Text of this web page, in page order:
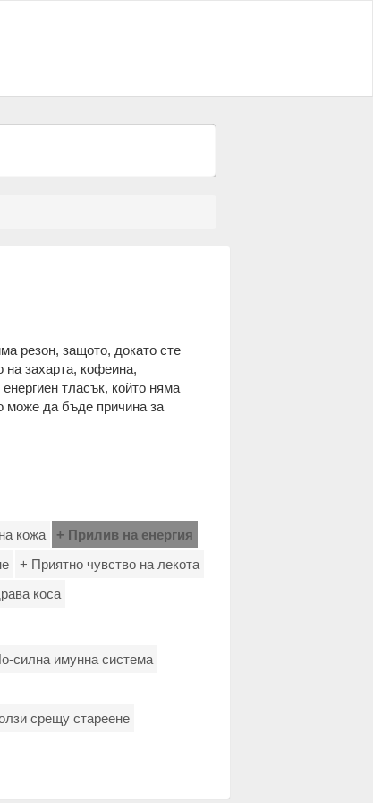
резон, защото, докато сте
на захарта, кофеина,
тласък, който няма
може да бъде причина за
кожа
+ Прилив на енергия
+ Приятно чувство на лекота
коса
силна имунна система
срещу стареене